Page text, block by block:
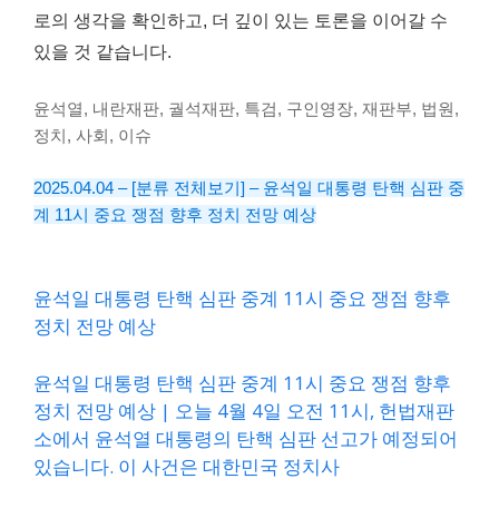
로의 생각을 확인하고, 더 깊이 있는 토론을 이어갈 수
있을 것 같습니다.
윤석열, 내란재판, 궐석재판, 특검, 구인영장, 재판부, 법원,
정치, 사회, 이슈
2025.04.04 – [분류 전체보기] – 윤석일 대통령 탄핵 심판 중
계 11시 중요 쟁점 향후 정치 전망 예상
윤석일 대통령 탄핵 심판 중계 11시 중요 쟁점 향후
정치 전망 예상
윤석일 대통령 탄핵 심판 중계 11시 중요 쟁점 향후
정치 전망 예상 | 오늘 4월 4일 오전 11시, 헌법재판
소에서 윤석열 대통령의 탄핵 심판 선고가 예정되어
있습니다. 이 사건은 대한민국 정치사